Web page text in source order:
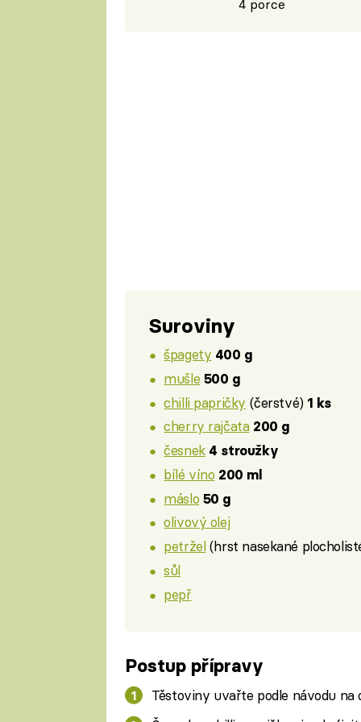
4 porce
Suroviny
špagety 400 g
mušle 500 g
chilli papričky (čerstvé) 1 ks
cherry rajčata 200 g
česnek 4 stroužky
bílé víno 200 ml
máslo 50 g
olivový olej
petržel(hrst nasekané
sůl
pepř
Postup přípravy
Těstoviny uvařte podle návodu na